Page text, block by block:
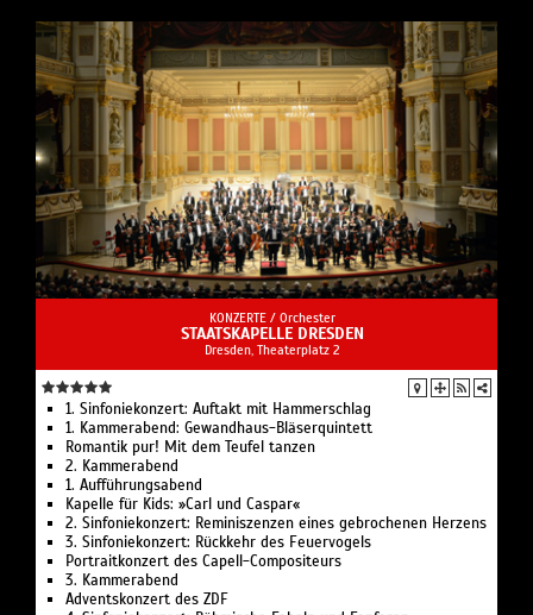
KONZERTE / Orchester
STAATSKAPELLE DRESDEN
Dresden, Theaterplatz 2
1. Sinfoniekonzert: Auftakt mit Hammerschlag
1. Kammerabend: Gewandhaus-Bläserquintett
Romantik pur! Mit dem Teufel tanzen
2. Kammerabend
1. Aufführungsabend
Kapelle für Kids: »Carl und Caspar«
2. Sinfoniekonzert: Reminiszenzen eines gebrochenen Herzens
3. Sinfoniekonzert: Rückkehr des Feuervogels
Portraitkonzert des Capell-Compositeurs
3. Kammerabend
Adventskonzert des ZDF